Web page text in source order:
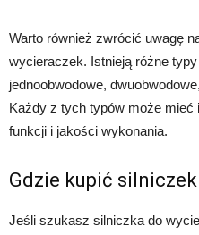
Warto również zwrócić uwagę
wycieraczek. Istnieją różne
jednoobwodowe,
Każdy z tych typów może mieć
funkcji i jakości wykonania.
Gdzie kupić
Jeśli szukasz silniczka do